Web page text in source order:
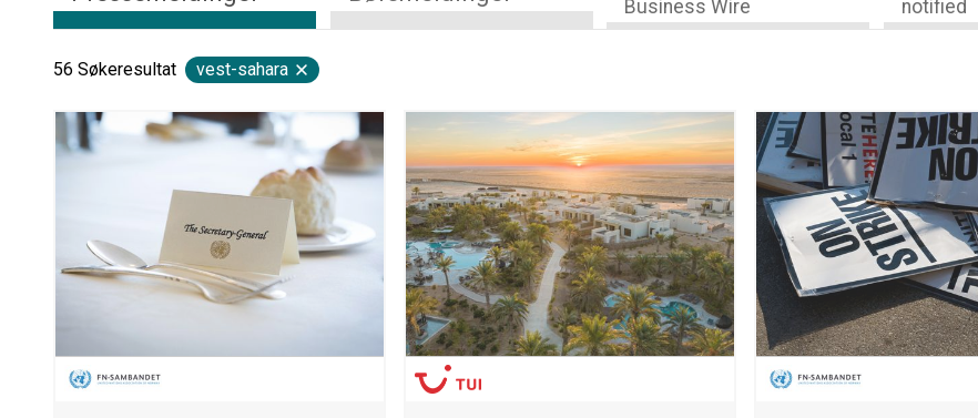
Business Wire
notified
56 Søkeresultat vest-sahara